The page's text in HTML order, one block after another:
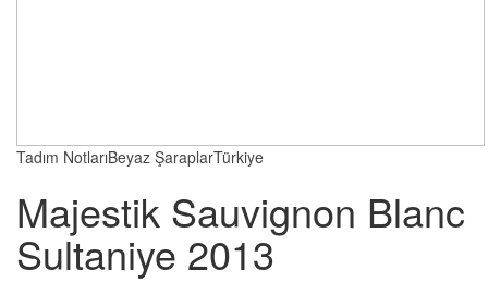
Tadım NotlarıBeyaz ŞaraplarTürkiye
Majestik Sauvignon Blanc
Sultaniye 2013